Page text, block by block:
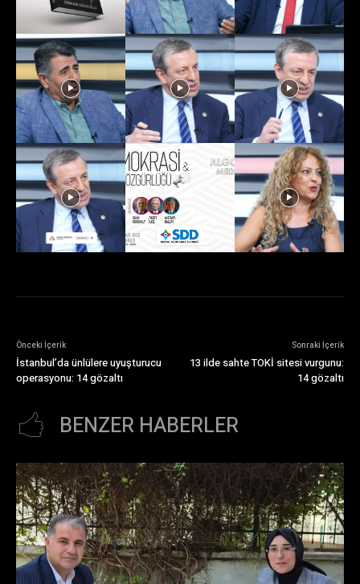
Önceki İçerik
İstanbul’da ünlülere uyuşturucu
operasyonu: 14 gözaltı
Sonraki İçerik
13 ilde sahte TOKİ sitesi vurgunu:
14 gözaltı
BENZER HABERLER